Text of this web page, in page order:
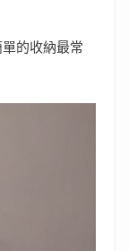
的收納最常